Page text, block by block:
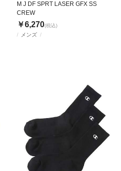
メンズ
M J DF SPRT LASER GFX SS
CREW
￥6,270(税込)